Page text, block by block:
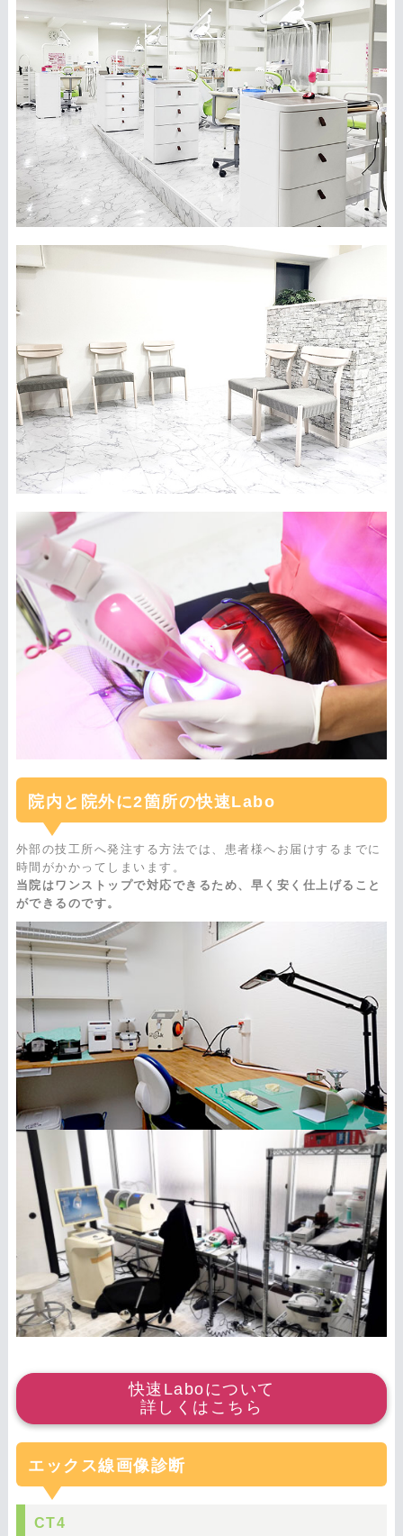
院内と院外に2箇所の快速Labo
外部の技工所へ発注する方法では、患者様へお届けするまでに
時間がかかってしまいます。
当院はワンストップで対応できるため、早く安く仕上げること
ができるのです。
快速Laboについて
詳しくはこちら
エックス線画像診断
CT4